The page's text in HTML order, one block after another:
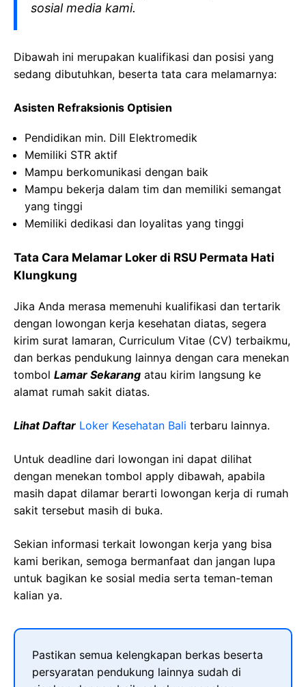
sosial media kami.
Dibawah ini merupakan kualifikasi dan posisi yang
sedang dibutuhkan, beserta tata cara melamarnya:
Asisten Refraksionis Optisien
Pendidikan min. Dill Elektromedik
Memiliki STR aktif
Mampu berkomunikasi dengan baik
Mampu bekerja dalam tim dan memiliki semangat
yang tinggi
Memiliki dedikasi dan loyalitas yang tinggi
Tata Cara Melamar Loker di RSU Permata Hati
Klungkung
Jika Anda merasa memenuhi kualifikasi dan tertarik
dengan lowongan kerja kesehatan diatas, segera
kirim surat lamaran, Curriculum Vitae (CV) terbaikmu,
dan berkas pendukung lainnya dengan cara menekan
tombol Lamar Sekarang atau kirim langsung ke
alamat rumah sakit diatas.
Lihat Daftar Loker Kesehatan Bali terbaru lainnya.
Untuk deadline dari lowongan ini dapat dilihat
dengan menekan tombol apply dibawah, apabila
masih dapat dilamar berarti lowongan kerja di rumah
sakit tersebut masih di buka.
Sekian informasi terkait lowongan kerja yang bisa
kami berikan, semoga bermanfaat dan jangan lupa
untuk bagikan ke sosial media serta teman-teman
kalian ya.
Pastikan semua kelengkapan berkas beserta
persyaratan pendukung lainnya sudah di